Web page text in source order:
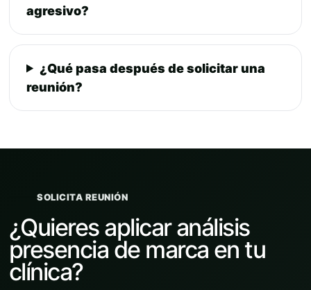
agresivo?
¿Qué pasa después de solicitar una
reunión?
SOLICITA REUNIÓN
¿Quieres aplicar análisis
presencia de marca en tu
clínica?